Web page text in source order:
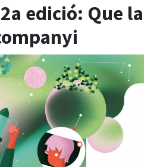
edició: Que la